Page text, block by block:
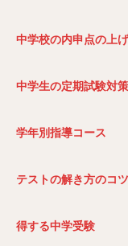
中学校の内申点の上
中学生の定期試験対策
学年別指導コース
テストの解き方のコ
得する中学受験